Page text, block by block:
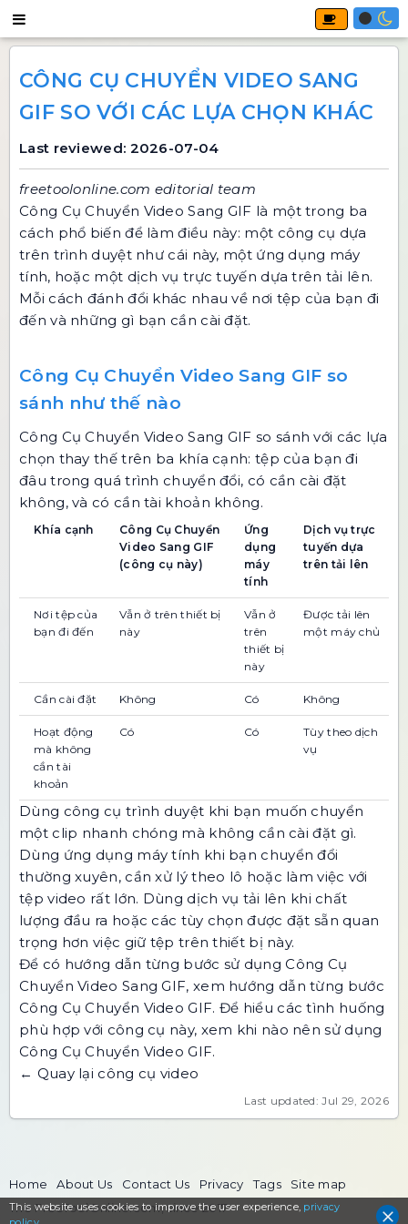
CÔNG CỤ CHUYỂN VIDEO SANG
GIF SO VỚI CÁC LỰA CHỌN KHÁC
Last reviewed: 2026-07-04
freetoolonline.com editorial team
Công Cụ Chuyển Video Sang GIF là một trong ba
cách phổ biến để làm điều này: một công cụ dựa
trên trình duyệt như cái này, một ứng dụng máy
tính, hoặc một dịch vụ trực tuyến dựa trên tải lên.
Mỗi cách đánh đổi khác nhau về nơi tệp của bạn đi
đến và những gì bạn cần cài đặt.
Công Cụ Chuyển Video Sang GIF so
sánh như thế nào
Công Cụ Chuyển Video Sang GIF so sánh với các lựa
chọn thay thế trên ba khía cạnh: tệp của bạn đi
đâu trong quá trình chuyển đổi, có cần cài đặt
không, và có cần tài khoản không.
Khía cạnh
Công Cụ Chuyển
Video Sang GIF
(công cụ này)
Ứng
dụng
máy
tính
Dịch vụ trực
tuyến dựa
trên tải lên
Nơi tệp của
bạn đi đến
Vẫn ở trên thiết bị
này
Vẫn ở
trên
thiết bị
này
Được tải lên
một máy chủ
Cần cài đặt Không Có Không
Hoạt động
mà không
cần tài
khoản
Có Có
Tùy theo dịch
vụ
Dùng công cụ trình duyệt khi bạn muốn chuyển
một clip nhanh chóng mà không cần cài đặt gì.
Dùng ứng dụng máy tính khi bạn chuyển đổi
thường xuyên, cần xử lý theo lô hoặc làm việc với
tệp video rất lớn. Dùng dịch vụ tải lên khi chất
lượng đầu ra hoặc các tùy chọn được đặt sẵn quan
trọng hơn việc giữ tệp trên thiết bị này.
Để có hướng dẫn từng bước sử dụng Công Cụ
Chuyển Video Sang GIF, xem hướng dẫn từng bước
Công Cụ Chuyển Video GIF. Để hiểu các tình huống
phù hợp với công cụ này, xem khi nào nên sử dụng
Công Cụ Chuyển Video GIF.
← Quay lại công cụ video
Last updated: Jul 29, 2026
This website uses cookies to improve the user experience, privacy
Home About Us Contact Us Privacy Tags
Site map
The FreeToolOnline.com, since 2017